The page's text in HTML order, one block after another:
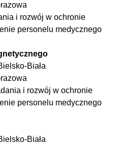
i rozwój w ochronie
personelu medycznego
Biała
i rozwój w ochronie
personelu medycznego
Biała